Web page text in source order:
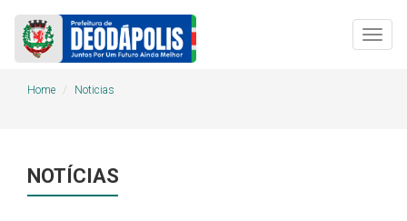
Home Noticias
NOTÍCIAS